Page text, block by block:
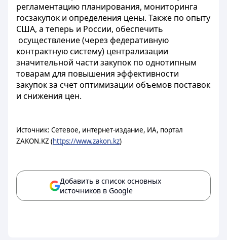
регламентацию планирования, мониторинга
госзакупок и определения цены. Также по опыту
США, а теперь и России, обеспечить
осуществление (через федеративную
контрактную систему) централизации
значительной части закупок по однотипным
товарам для повышения эффективности
закупок за счет оптимизации объемов поставок
и снижения цен.
Источник: Сетевое, интернет-издание, ИА, портал
ZAKON.KZ (https://www.zakon.kz)
Добавить в список основных
источников в Google